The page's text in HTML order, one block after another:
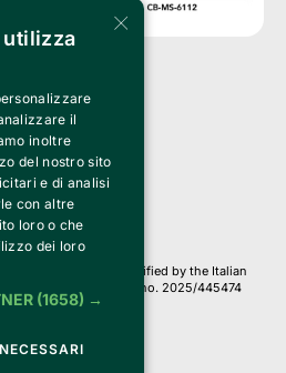
Balsamo (MI)
reserved
ticketing platform, certified by the Italian
Entrate) under protocol no. 2025/445474
data
SSL certificate
×
utilizza
il
inoltre
del nostro sito
e di analisi
con altre
loro o che
dei loro
(1658) →